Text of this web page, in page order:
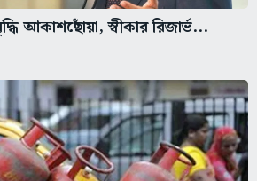
আকাশছোঁয়া, স্বীকার রিজার্ভ...